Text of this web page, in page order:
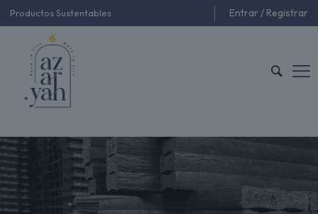
Productos Sustentables Entrar / Registrar